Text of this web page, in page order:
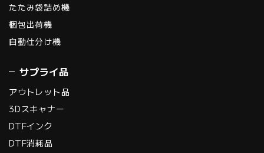
たたみ袋詰め機
梱包出荷機
自動仕分け機
サプライ品
アウトレット品
3Dスキャナー
DTFインク
DTF消耗品